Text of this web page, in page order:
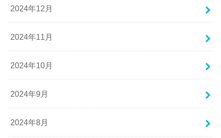
2024年12月
2024年11月
2024年10月
2024年9月
2024年8月